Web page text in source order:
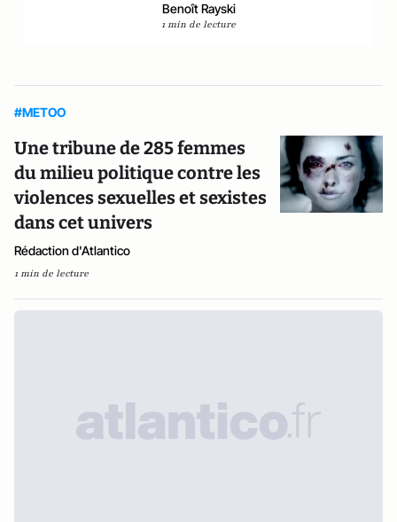
Benoît Rayski
1 min de lecture
#METOO
Une tribune de 285 femmes
du milieu politique contre les
violences sexuelles et sexistes
dans cet univers
Rédaction d'Atlantico
1 min de lecture